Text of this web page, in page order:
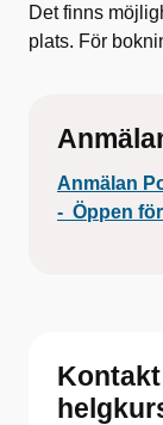
Det finns
plats. För
Anmälan
- Öppen